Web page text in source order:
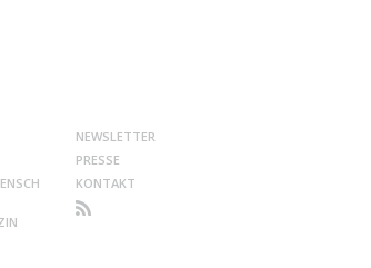
NEWSLETTER
PRESSE
KONTAKT